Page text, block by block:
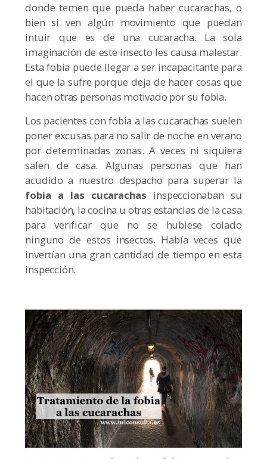
donde temen que pueda haber cucarachas, o
bien si ven algún movimiento que puedan
intuir que es de una cucaracha. La sola
imaginación de este insecto les causa malestar.
Esta fobia puede llegar a ser incapacitante para
el que la sufre porque deja de hacer cosas que
hacen otras personas motivado por su fobia.
Los pacientes con fobia a las cucarachas suelen
poner excusas para no salir de noche en verano
por determinadas zonas. A veces ni siquiera
salen de casa. Algunas personas que han
acudido a nuestro despacho para superar la
fobia a las cucarachas inspeccionaban su
habitación, la cocina u otras estancias de la casa
para verificar que no se hubiese colado
ninguno de estos insectos. Había veces que
invertían una gran cantidad de tiempo en esta
inspección.